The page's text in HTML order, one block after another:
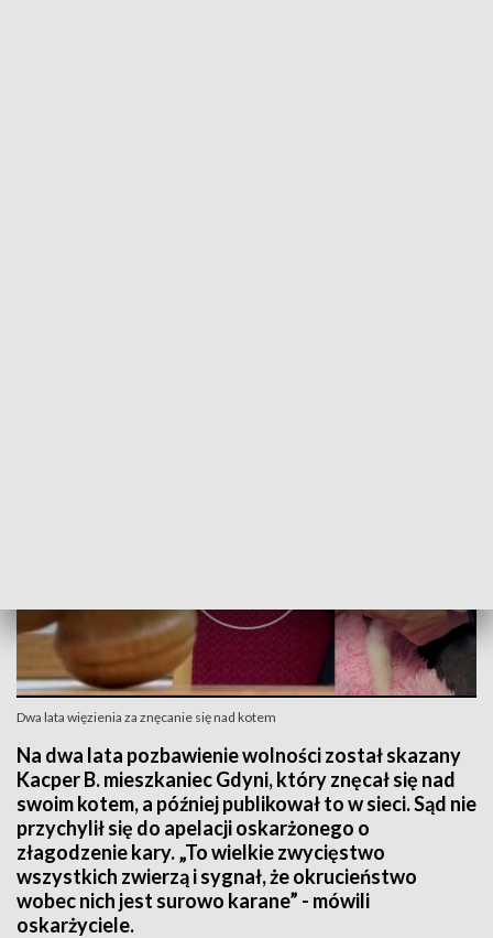
Dwa lata więzienia za znęcanie się nad kotem
Na dwa lata pozbawienie wolności został skazany
Kacper B. mieszkaniec Gdyni, który znęcał się nad
swoim kotem, a później publikował to w sieci. Sąd nie
przychylił się do apelacji oskarżonego o
złagodzenie kary. „To wielkie zwycięstwo
wszystkich zwierzą i sygnał, że okrucieństwo
wobec nich jest surowo karane” - mówili
oskarżyciele.